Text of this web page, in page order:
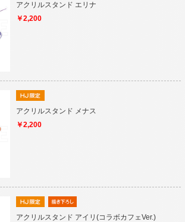
アクリルスタンド エリナ
￥2,200
アクリルスタンド メナス
￥2,200
アクリルスタンド アイリ(コラボカフェVer.)